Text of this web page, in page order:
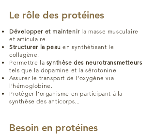
Le rôle des protéines
Développer et maintenirla masse musculaire
et articulaire.
Structurer la peau en synthétisant le
collagène.
Permettre la synthèse des neurotransmetteurs
tels que la dopamine et la sérotonine.
Assurer le transport de l’oxygène via
l’hémoglobine.
Protéger l’organisme en participant à la
synthèse des anticorps...
Besoin en protéines